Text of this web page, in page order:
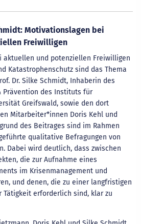
Motivationslagen bei
Freiwilligen
aktuellen und potenziellen Freiwilligen
Katastrophenschutz sind das Thema
Dr. Silke Schmidt, Inhaberin des
Prävention des Instituts für
Greifswald, sowie den dort
Mitarbeiter*innen Doris Kehl und
des Beitrages sind im Rahmen
qualitative Befragungen von
Dabei wird deutlich, dass zwischen
die zur Aufnahme eines
im Krisenmanagement und
und denen, die zu einer langfristigen
erforderlich sind, klar zu